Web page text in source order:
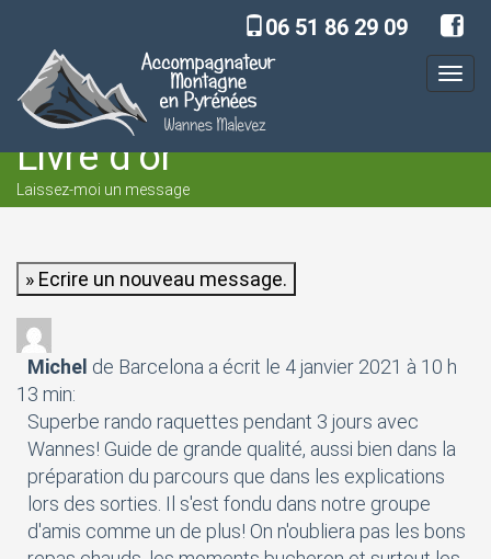
06 51 86 29 09
Livre d’or
Laissez-moi un message
Michel de Barcelona a écrit le 4 janvier 2021 à 10 h
13 min:
Superbe rando raquettes pendant 3 jours avec
Wannes! Guide de grande qualité, aussi bien dans la
préparation du parcours que dans les explications
lors des sorties. Il s'est fondu dans notre groupe
d'amis comme un de plus! On n'oubliera pas les bons